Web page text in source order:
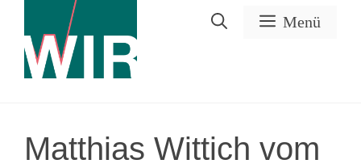
Menü
Matthias Wittich vom